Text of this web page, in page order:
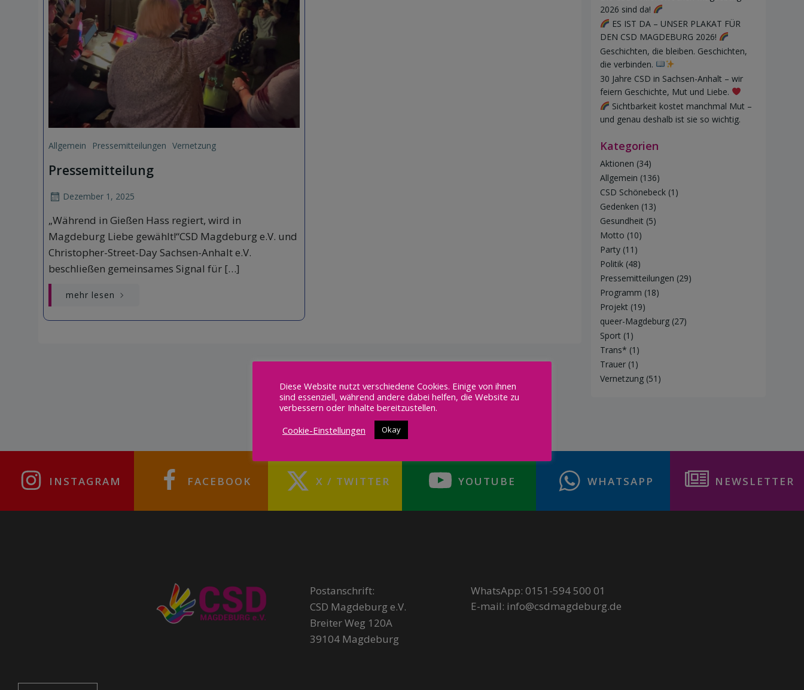
Allgemein Pressemitteilungen Vernetzung
Pressemitteilung
Dezember 1, 2025
„Während in Gießen Hass regiert, wird in
Magdeburg Liebe gewählt!“CSD Magdeburg e.V. und
Christopher-Street-Day Sachsen-Anhalt e.V.
beschließen gemeinsames Signal für […]
mehr lesen
2026 sind da!
ES IST DA – UNSER PLAKAT FÜR
DEN CSD MAGDEBURG 2026!
Geschichten, die bleiben. Geschichten,
die verbinden.
30 Jahre CSD in Sachsen-Anhalt – wir
feiern Geschichte, Mut und Liebe.
Sichtbarkeit kostet manchmal Mut –
und genau deshalb ist sie so wichtig.
Kategorien
Aktionen (34)
Allgemein (136)
CSD Schönebeck (1)
Gedenken (13)
Gesundheit (5)
Motto (10)
Party (11)
Politik (48)
Pressemitteilungen (29)
Programm (18)
Projekt (19)
queer-Magdeburg (27)
Sport (1)
Trans* (1)
Trauer (1)
Vernetzung (51)
INSTAGRAM FACEBOOK X / TWITTER YOUTUBE WHATSAPP NEWSLETTER
Postanschrift:
CSD Magdeburg e.V.
Breiter Weg 120A
39104 Magdeburg
WhatsApp: 0151-594 500 01
E-mail: info@csdmagdeburg.de
Diese Website nutzt verschiedene Cookies. Einige von ihnen
sind essenziell, während andere dabei helfen, die Website zu
verbessern oder Inhalte bereitzustellen.
Cookie-Einstellungen
Okay